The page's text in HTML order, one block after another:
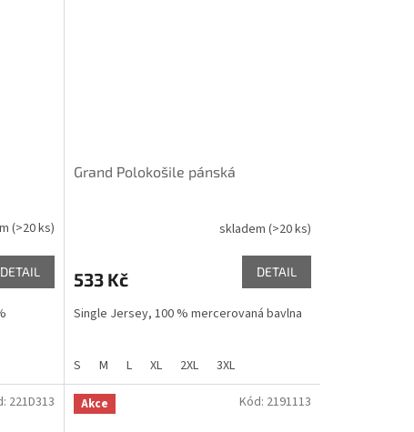
(>20 ks)
DETAIL
Grand Polokošile pánská
je
z
skladem (>20 ks)
533 Kč DETAIL
Single Jersey, 100 % mercerovaná bavlna
S M L XL 2XL 3XL
221D313 Akce Kód: 2191113